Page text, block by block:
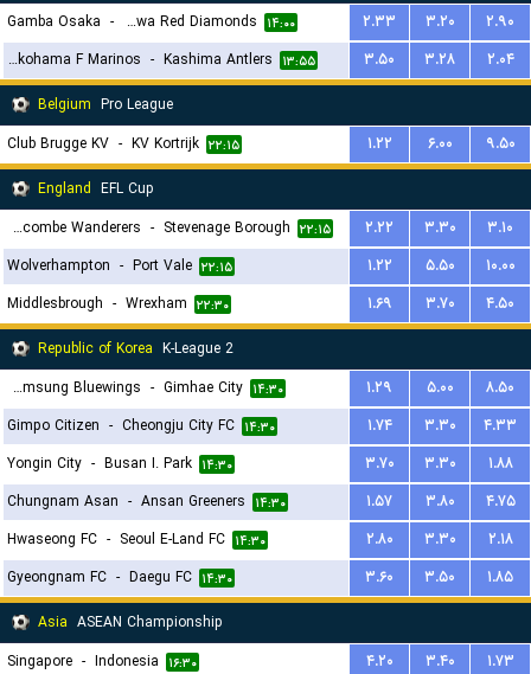
Gamba Osaka - Urawa Red Diamonds ۱۴:۰۰ ۲.۳۳ ۳.۲۰
۲.۹۰
Yokohama F Marinos
- Kashima Antlers ۱۳:۵۵ ۳.۵۰ ۳.۲۸
۲.۰۴
Belgium Pro League
Club Brugge KV - KV Kortrijk ۲۲:۱۵ ۱.۲۲ ۶.۰۰
۹.۵۰
England EFL Cup
Wycombe Wanderers
- Stevenage Borough ۲۲:۱۵ ۲.۲۲ ۳.۳۰
۳.۱۰
Wolverhampton - Port Vale ۲۲:۱۵ ۱.۲۲ ۵.۵۰
۱۰.۰۰
Middlesbrough - Wrexham ۲۲:۳۰ ۱.۶۹ ۳.۷۰
۴.۵۰
Republic of Korea K-League 2
Suwon Samsung Bluewings
- Gimhae City ۱۴:۳۰ ۱.۲۹ ۵.۰۰
۸.۵۰
Gimpo Citizen - Cheongju City FC ۱۴:۳۰ ۱.۷۴ ۳.۳۰
۴.۳۳
Yongin City - Busan I. Park ۱۴:۳۰ ۳.۷۰ ۳.۳۰
۱.۸۸
Chungnam Asan - Ansan Greeners ۱۴:۳۰ ۱.۵۷ ۳.۸۰
۴.۷۵
Hwaseong FC - Seoul E-Land FC ۱۴:۳۰ ۲.۸۰ ۳.۳۰
۲.۱۸
Gyeongnam FC - Daegu FC ۱۴:۳۰ ۳.۶۰ ۳.۵۰
۱.۸۵
Asia ASEAN Championship
Singapore - Indonesia ۱۶:۳۰ ۴.۲۰ ۳.۴۰
۱.۷۳